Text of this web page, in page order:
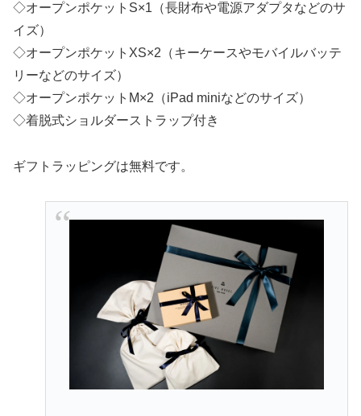
◇オープンポケットS×1（長財布や電源アダプタなどのサ
イズ）
◇オープンポケットXS×2（キーケースやモバイルバッテ
リーなどのサイズ）
◇オープンポケットM×2（iPad miniなどのサイズ）
◇着脱式ショルダーストラップ付き
ギフトラッピングは無料です。